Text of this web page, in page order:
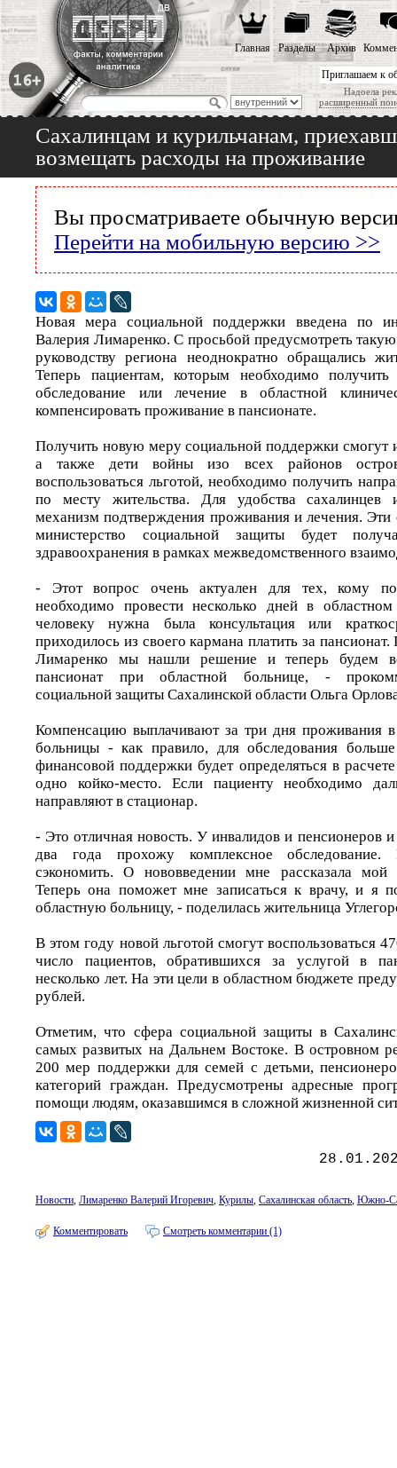
Приглашаем к
Надоела
расширенный
Главная Разделы Архив
Сахалинцам и курильчанам,
возмещать расходы на проживание
Вы просматриваете обычную
Перейти на мобильную версию >>
Новая мера социальной поддержки введена по
Валерия Лимаренко. С просьбой предусмотреть
руководству региона неоднократно обращались
Теперь пациентам, которым необходимо получить
обследование или лечение в областной
компенсировать проживание в пансионате.
Получить новую меру социальной поддержки смогут
а также дети войны изо всех районов
воспользоваться льготой, необходимо получить
по месту жительства. Для удобства сахалинцев
механизм подтверждения проживания и лечения. Эти
министерство социальной защиты будет
здравоохранения в рамках межведомственного
- Этот вопрос очень актуален для тех, кому по
необходимо провести несколько дней в
человеку нужна была консультация или
приходилось из своего кармана платить за
Лимаренко мы нашли решение и теперь будем
пансионат при областной больнице, -
социальной защиты Сахалинской области Ольга
Компенсацию выплачивают за три дня проживания в
больницы - как правило, для обследования
финансовой поддержки будет определяться в
одно койко-место. Если пациенту необходимо
направляют в стационар.
- Это отличная новость. У инвалидов и пенсионеров
два года прохожу комплексное обследование.
сэкономить. О нововведении мне рассказала мой
Теперь она поможет мне записаться к врачу, и я
областную больницу, - поделилась жительница
В этом году новой льготой смогут воспользоваться
число пациентов, обратившихся за услугой в
несколько лет. На эти цели в областном бюджете
рублей.
Отметим, что сфера социальной защиты в
самых развитых на Дальнем Востоке. В островном
200 мер поддержки для семей с детьми,
категорий граждан. Предусмотрены адресные
помощи людям, оказавшимся в сложной жизненной
Новости, Лимаренко Валерий Игоревич, Курилы, Сахалинская область, Южно-
Комментировать Смотреть комментарии (1)